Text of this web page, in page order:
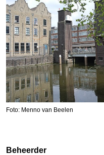
Foto: Menno van Beelen
Beheerder